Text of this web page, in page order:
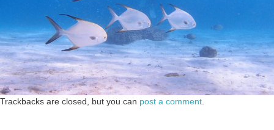
Trackbacks are closed, but you can post a comment